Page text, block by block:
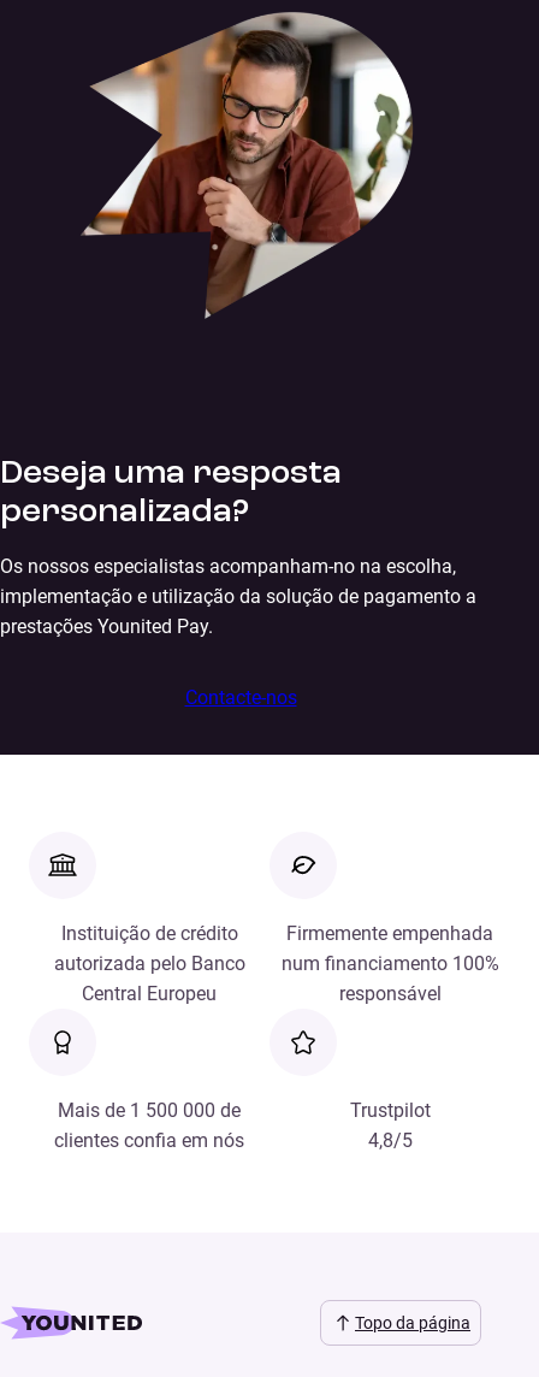
Deseja uma resposta
personalizada?
Os nossos especialistas acompanham-no na escolha,
implementação e utilização da solução de pagamento a
prestações Younited Pay.
Contacte-nos
Instituição de crédito
autorizada pelo Banco
Central Europeu
Firmemente empenhada
num financiamento 100%
responsável
Mais de 1 500 000 de
clientes confia em nós
Trustpilot
4,8/5
Topo da página